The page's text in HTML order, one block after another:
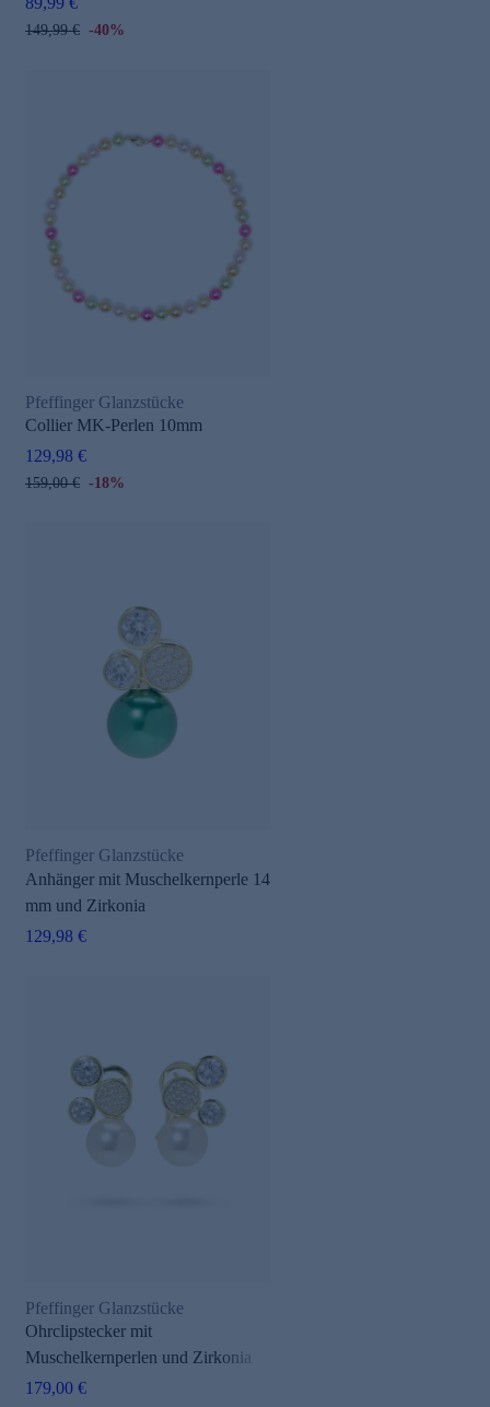
149,99 € -40%
Pfeffinger Glanzstücke
Collier MK-Perlen 10mm
129,98 €
159,00 € -18%
Pfeffinger Glanzstücke
Anhänger mit Muschelkernperle 14
mm und Zirkonia
129,98 €
Pfeffinger Glanzstücke
Ohrclipstecker mit
Muschelkernperlen und Zirkonia
179,00 €